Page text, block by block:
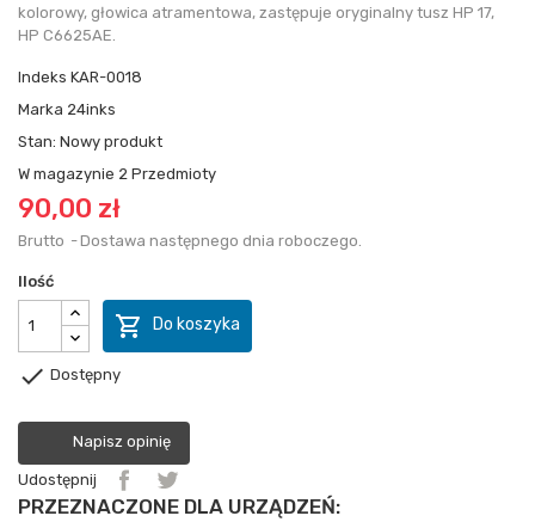
kolorowy, głowica atramentowa, zastępuje oryginalny tusz HP 17,
HP C6625AE.
Indeks KAR-0018
Marka 24inks
Stan: Nowy produkt
W magazynie 2 Przedmioty
90,00 zł
Brutto Dostawa następnego dnia roboczego.
Ilość
 Do koszyka
 Dostępny
Napisz opinię
Udostępnij
PRZEZNACZONE DLA URZĄDZEŃ: